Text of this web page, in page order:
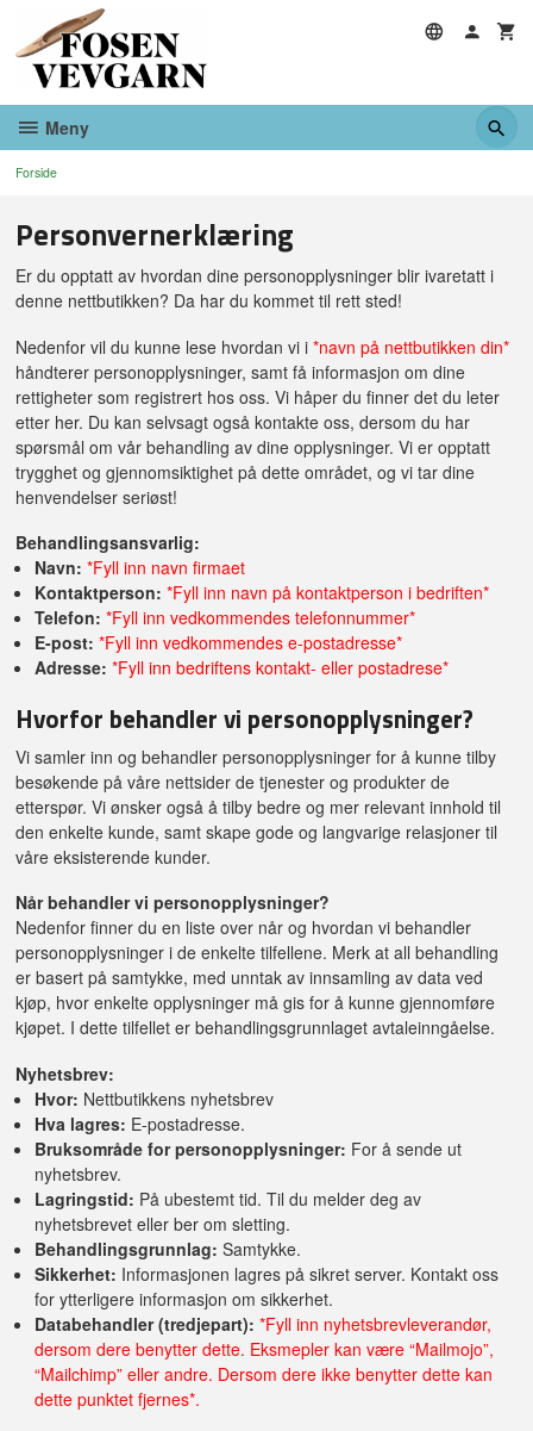
innholdet
Meny
Forside
Personvernerklæring
Er du opptatt av hvordan dine personopplysninger blir ivaretatt i
denne nettbutikken? Da har du kommet til rett sted!
Nedenfor vil du kunne lese hvordan vi i*navn på nettbutikken din*
håndterer personopplysninger, samt få informasjon om dine
rettigheter som registrert hos oss. Vi håper du finner det du leter
etter her. Du kan selvsagt også kontakte oss, dersom du har
spørsmål om vår behandling av dine opplysninger. Vi er opptatt
trygghet og gjennomsiktighet på dette området, og vi tar dine
henvendelser seriøst!
Behandlingsansvarlig:
Navn: *Fyll inn navn firmaet
Kontaktperson: *Fyll inn navn på kontaktperson i bedriften*
Telefon: *Fyll inn vedkommendes telefonnummer*
E-post: *Fyll inn vedkommendes e-postadresse*
Adresse: *Fyll inn bedriftens kontakt- eller postadrese*
Hvorfor behandler vi personopplysninger?
Vi samler inn og behandler personopplysninger for å kunne tilby
besøkende på våre nettsider de tjenester og produkter de
etterspør. Vi ønsker også å tilby bedre og mer relevant innhold til
den enkelte kunde, samt skape gode og langvarige relasjoner til
våre eksisterende kunder.
Når behandler vi personopplysninger?
Nedenfor finner du en liste over når og hvordan vi behandler
personopplysninger i de enkelte tilfellene. Merk at all behandling
er basert på samtykke, med unntak av innsamling av data ved
kjøp, hvor enkelte opplysninger må gis for å kunne gjennomføre
kjøpet. I dette tilfellet er behandlingsgrunnlaget avtaleinngåelse.
Nyhetsbrev:
Hvor: Nettbutikkens nyhetsbrev
Hva lagres: E-postadresse.
Bruksområde for personopplysninger: For å sende ut
nyhetsbrev.
Lagringstid: På ubestemt tid. Til du melder deg av
nyhetsbrevet eller ber om sletting.
Behandlingsgrunnlag: Samtykke.
Sikkerhet: Informasjonen lagres på sikret server. Kontakt oss
for ytterligere informasjon om sikkerhet.
Databehandler (tredjepart): *Fyll inn nyhetsbrevleverandør,
dersom dere benytter dette. Eksmepler kan være “Mailmojo”,
“Mailchimp” eller andre. Dersom dere ikke benytter dette kan
dette punktet fjernes*.